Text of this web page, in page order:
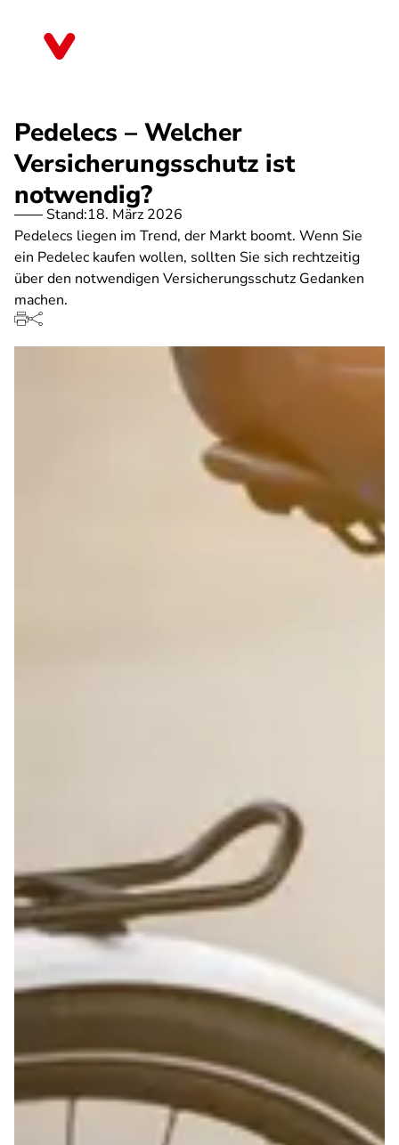
Pedelecs – Welcher
Versicherungsschutz ist
notwendig?
Stand:18. März 2026
Pedelecs liegen im Trend, der Markt boomt. Wenn Sie
ein Pedelec kaufen wollen, sollten Sie sich rechtzeitig
über den notwendigen Versicherungsschutz Gedanken
machen.